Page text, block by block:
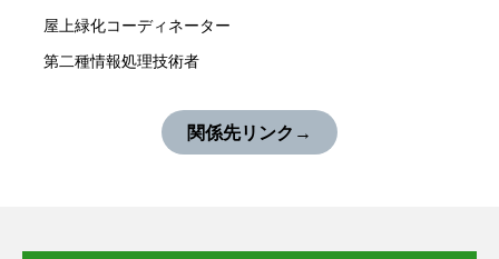
屋上緑化コーディネーター
第二種情報処理技術者
関係先リンク →